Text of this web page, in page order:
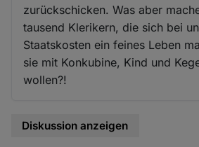
zurückschicken. Was aber
tausend Klerikern, die sich bei
Staatskosten ein feines Leben
sie mit Konkubine, Kind und
wollen?!
Diskussion anzeigen